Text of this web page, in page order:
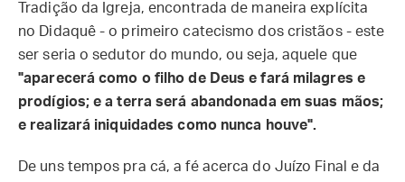
Tradição da Igreja, encontrada de maneira explícita
no Didaquê - o primeiro catecismo dos cristãos - este
ser seria o sedutor do mundo, ou seja, aquele que
"aparecerá como o filho de Deus e fará milagres e
prodígios; e a terra será abandonada em suas mãos;
e realizará iniquidades como nunca houve".
De uns tempos pra cá, a fé acerca do Juízo Final e da